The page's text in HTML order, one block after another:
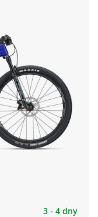
3 - 4 dny